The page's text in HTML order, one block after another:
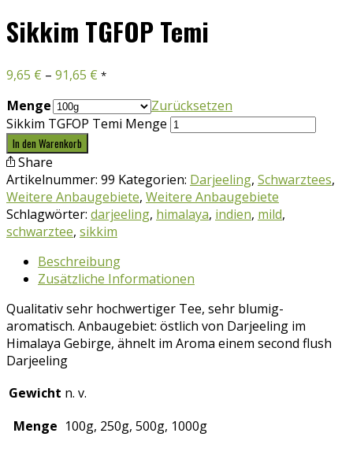
Sikkim TGFOP Temi
9,65 € – 91,65 € *
Menge
Zurücksetzen
Sikkim TGFOP Temi Menge
In den Warenkorb
Share
Artikelnummer: 99 Kategorien: Darjeeling, Schwarztees,
Weitere Anbaugebiete, Weitere Anbaugebiete
Schlagwörter: darjeeling, himalaya, indien, mild,
schwarztee, sikkim
Beschreibung
Zusätzliche Informationen
Qualitativ sehr hochwertiger Tee, sehr blumig-
aromatisch. Anbaugebiet: östlich von Darjeeling im
Himalaya Gebirge, ähnelt im Aroma einem second flush
Darjeeling
Gewicht n. v.
Menge 100g, 250g, 500g, 1000g